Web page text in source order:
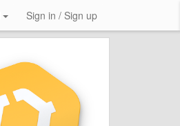
Sign in / Sign up